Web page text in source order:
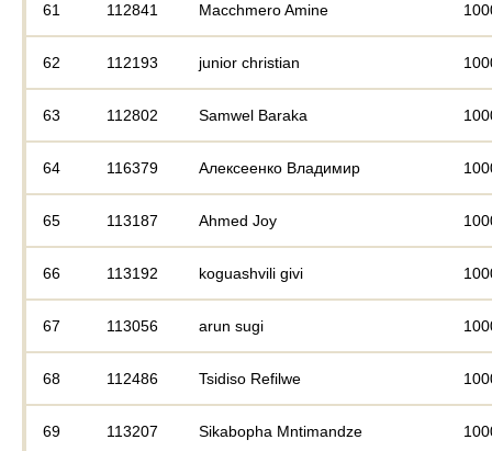
61 112841 Macchmero Amine
62 112193 junior christian
63 112802 Samwel Baraka
64 116379 Алексеенко Владимир
65 113187 Ahmed Joy
66 113192 koguashvili givi
67 113056 arun sugi
68 112486 Tsidiso Refilwe
69 113207 Sikabopha Mntimandze